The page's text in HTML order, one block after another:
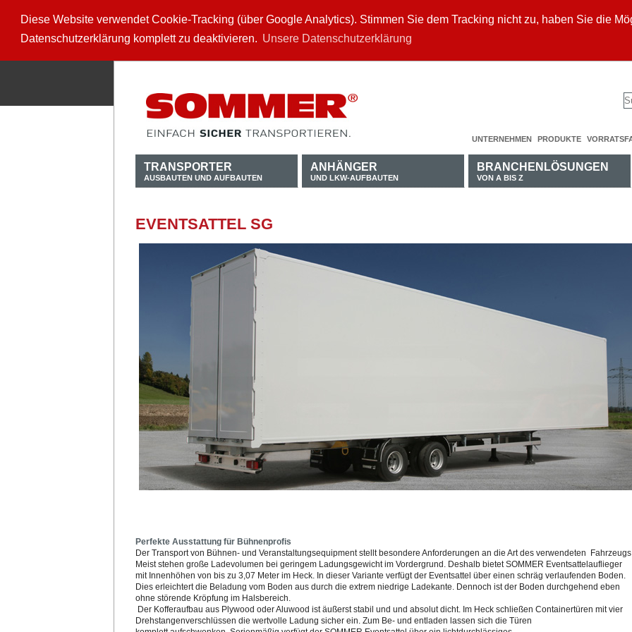
Diese Website verwendet Cookie-Tracking (über Google Analytics). Stimmen Sie dem Tracking nicht zu, haben Sie die
Datenschutzerklärung komplett zu deaktivieren. Unsere Datenschutzerklärung
UNTERNEHMEN PRODUKTE
TRANSPORTER
AUSBAUTEN UND AUFBAUTEN
ANHÄNGER
UND LKW-AUFBAUTEN
BRANCHENLÖSUNGEN
VON A BIS Z
EVENTSATTEL SG
Perfekte Ausstattung für Bühnenprofis
Der Transport von Bühnen- und Veranstaltungsequipment stellt besondere Anforderungen an die Art des verwendeten
Meist stehen große Ladevolumen bei geringem Ladungsgewicht im Vordergrund. Deshalb bietet SOMMER Eventsattelauflieger
mit Innenhöhen von bis zu 3,07 Meter im Heck. In dieser Variante verfügt der Eventsattel über einen schräg verlaufenden Boden.
Dies erleichtert die Beladung vom Boden aus durch die extrem niedrige Ladekante. Dennoch ist der Boden durchgehend eben
ohne störende Kröpfung im Halsbereich.
Der Kofferaufbau aus Plywood oder Aluwood ist äußerst stabil und und absolut dicht. Im Heck schließen Containertüren mit vier
Drehstangenverschlüssen die wertvolle Ladung sicher ein. Zum Be- und entladen lassen sich die Türen